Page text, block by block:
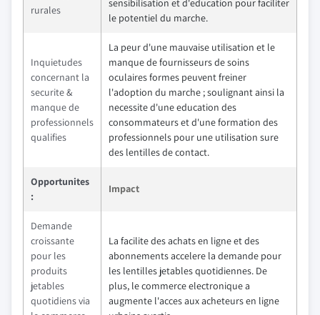
rurales
sensibilisation et d'education pour faciliter
le potentiel du marche.
Inquietudes
concernant la
securite &
manque de
professionnels
qualifies
La peur d'une mauvaise utilisation et le
manque de fournisseurs de soins
oculaires formes peuvent freiner
l'adoption du marche ; soulignant ainsi la
necessite d'une education des
consommateurs et d'une formation des
professionnels pour une utilisation sure
des lentilles de contact.
Opportunites
:
Impact
Demande
croissante
pour les
produits
jetables
quotidiens via
La facilite des achats en ligne et des
abonnements accelere la demande pour
les lentilles jetables quotidiennes. De
plus, le commerce electronique a
augmente l'acces aux acheteurs en ligne